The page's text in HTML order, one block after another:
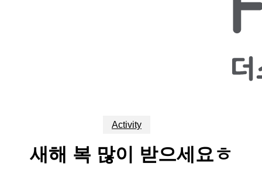
Activity
새해 복 많이 받으세요ㅎ